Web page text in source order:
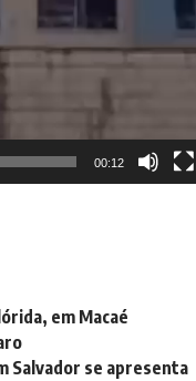
00:12
em Macaé
Salvador se apresenta